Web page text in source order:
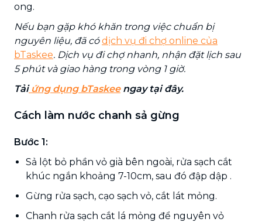
ong.
Nếu bạn gặp khó khăn trong việc chuẩn bị
nguyên liệu, đã códịch vụ đi chợ online của
bTaskee. Dịch vụ đi chợ nhanh, nhận đặt lịch sau
5 phút và giao hàng trong vòng 1 giờ.
Tảiứng dụng bTaskeengay tại đây.
Cách làm nước chanh sả gừng
Bước 1:
Sả lột bỏ phần vỏ già bên ngoài, rửa sạch cắt
khúc ngắn khoảng 7-10cm, sau đó đập dập .
Gừng rửa sạch, cạo sạch vỏ, cắt lát mỏng.
Chanh rửa sạch cắt lá mỏng để nguyên vỏ